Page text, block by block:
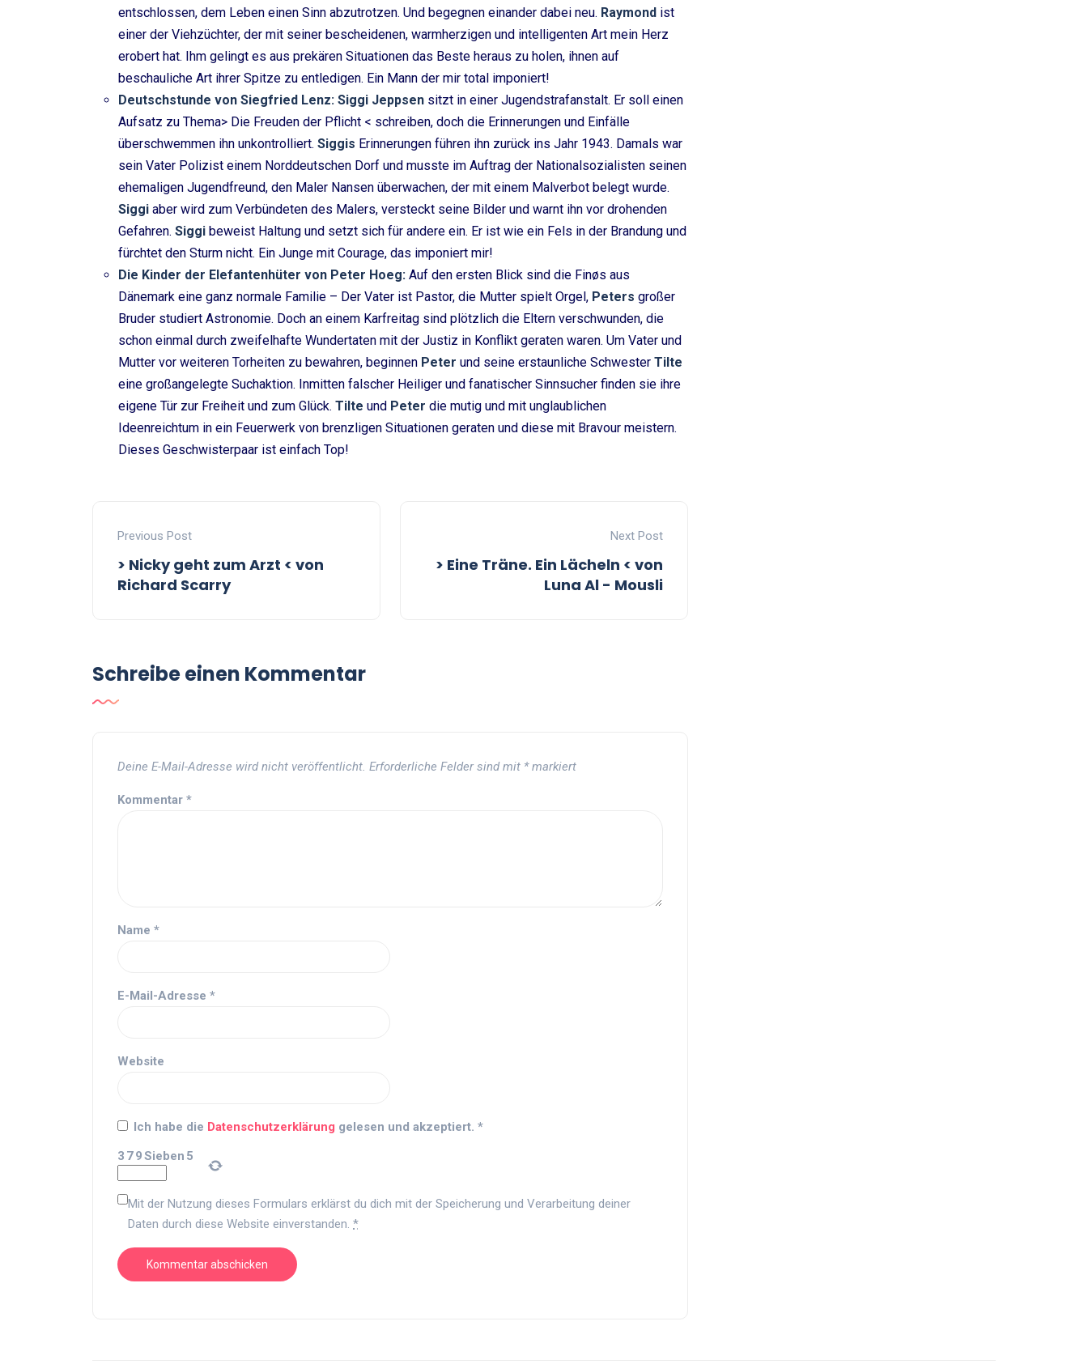
entschlossen, dem Leben einen Sinn abzutrotzen. Und begegnen einander dabei neu. Raymond ist
einer der Viehzüchter, der mit seiner bescheidenen, warmherzigen und intelligenten Art mein Herz
erobert hat. Ihm gelingt es aus prekären Situationen das Beste heraus zu holen, ihnen auf
beschauliche Art ihrer Spitze zu entledigen. Ein Mann der mir total imponiert!
Deutschstunde von Siegfried Lenz: Siggi Jeppsen sitzt in einer Jugendstrafanstalt. Er soll einen
Aufsatz zu Thema> Die Freuden der Pflicht < schreiben, doch die Erinnerungen und Einfälle
überschwemmen ihn unkontrolliert. Siggis Erinnerungen führen ihn zurück ins Jahr 1943. Damals war
sein Vater Polizist einem Norddeutschen Dorf und musste im Auftrag der Nationalsozialisten seinen
ehemaligen Jugendfreund, den Maler Nansen überwachen, der mit einem Malverbot belegt wurde.
Siggi aber wird zum Verbündeten des Malers, versteckt seine Bilder und warnt ihn vor drohenden
Gefahren. Siggi beweist Haltung und setzt sich für andere ein. Er ist wie ein Fels in der Brandung und
fürchtet den Sturm nicht. Ein Junge mit Courage, das imponiert mir!
Die Kinder der Elefantenhüter von Peter Hoeg: Auf den ersten Blick sind die Finøs aus
Dänemark eine ganz normale Familie – Der Vater ist Pastor, die Mutter spielt Orgel, Peters großer
Bruder studiert Astronomie. Doch an einem Karfreitag sind plötzlich die Eltern verschwunden, die
schon einmal durch zweifelhafte Wundertaten mit der Justiz in Konflikt geraten waren. Um Vater und
Mutter vor weiteren Torheiten zu bewahren, beginnen Peter und seine erstaunliche Schwester Tilte
eine großangelegte Suchaktion. Inmitten falscher Heiliger und fanatischer Sinnsucher finden sie ihre
eigene Tür zur Freiheit und zum Glück. Tilte und Peter die mutig und mit unglaublichen
Ideenreichtum in ein Feuerwerk von brenzligen Situationen geraten und diese mit Bravour meistern.
Dieses Geschwisterpaar ist einfach Top!
Previous Post
> Nicky geht zum Arzt < von
Richard Scarry
Next Post
> Eine Träne. Ein Lächeln < von
Luna Al - Mousli
Schreibe einen Kommentar
Deine E-Mail-Adresse wird nicht veröffentlicht. Erforderliche Felder sind mit *markiert
Kommentar *
Name *
E-Mail-Adresse *
Website
Ich habe die Datenschutzerklärung gelesen und akzeptiert. *
3 79Sieben 5
Mit der Nutzung dieses Formulars erklärst du dich mit der Speicherung und Verarbeitung deiner
Daten durch diese Website einverstanden. *